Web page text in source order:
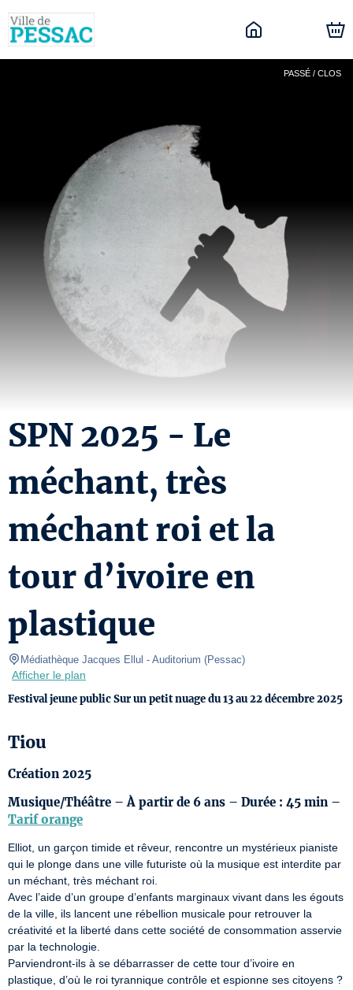
PASSÉ / CLOS
SPN 2025 - Le
méchant, très
méchant roi et la
tour d’ivoire en
plastique
Médiathèque Jacques Ellul - Auditorium (Pessac)
Afficher le plan
Festival jeune public Sur un petit nuage du 13 au 22 décembre 2025
Tiou
Création 2025
Musique/Théâtre – À partir de 6 ans – Durée : 45 min –
Tarif orange
Elliot, un garçon timide et rêveur, rencontre un mystérieux pianiste
qui le plonge dans une ville futuriste où la musique est interdite par
un méchant, très méchant roi.
Avec l’aide d’un groupe d’enfants marginaux vivant dans les égouts
de la ville, ils lancent une rébellion musicale pour retrouver la
créativité et la liberté dans cette société de consommation asservie
par la technologie.
Parviendront-ils à se débarrasser de cette tour d’ivoire en
plastique, d’où le roi tyrannique contrôle et espionne ses citoyens ?